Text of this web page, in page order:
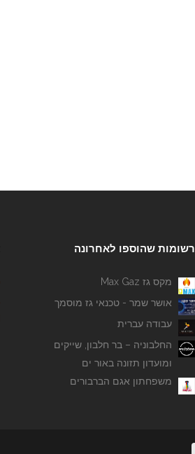
רשומות שהוספו לאחרונה
מקס גז Max Gaz
אושר שמר - טכנאי גז מוסמך
עבודה עברית
החלבוניה – בר חלבון, שייקים
ומועדון תזונה באור ים
משפחתון אגם הברבורים